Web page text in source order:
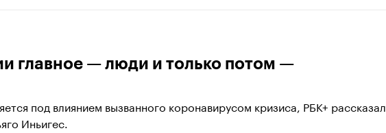
главное — люди и только потом —
под влиянием вызванного коронавирусом кризиса, РБК+ рассказал
Иньигес.